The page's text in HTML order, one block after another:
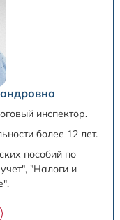
инспектор.
более 12 лет.
пособий по
"Налоги и